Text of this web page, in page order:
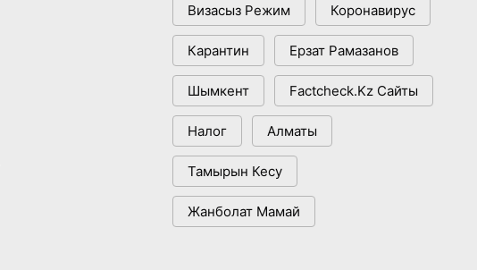
Визасыз Режим Коронавирус
Карантин Ерзат Рамазанов
Шымкент Factcheck.kz Сайты
Налог Алматы
Тамырын Кесу
Жанболат Мамай